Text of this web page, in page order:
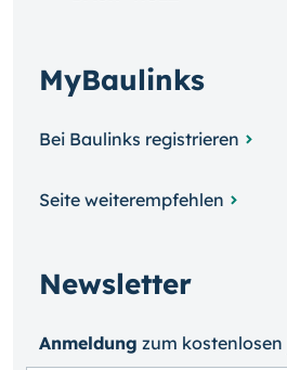
MyBaulinks
Bei Baulinks registrieren
Seite weiterempfehlen
Newsletter
Anmeldung zum kosten­losen